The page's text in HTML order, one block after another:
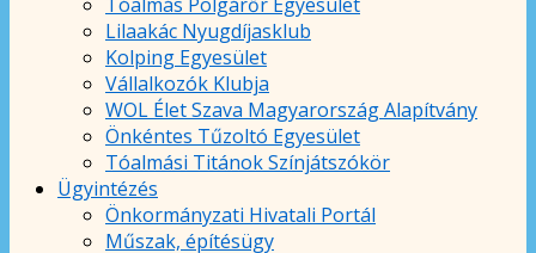
Lilaakác Nyugdíjasklub
Kolping Egyesület
Vállalkozók Klubja
WOL Élet Szava Magyarország Alapítvány
Önkéntes Tűzoltó Egyesület
Tóalmási Titánok Színjátszókör
Ügyintézés
Önkormányzati Hivatali Portál
Műszak, építésügy